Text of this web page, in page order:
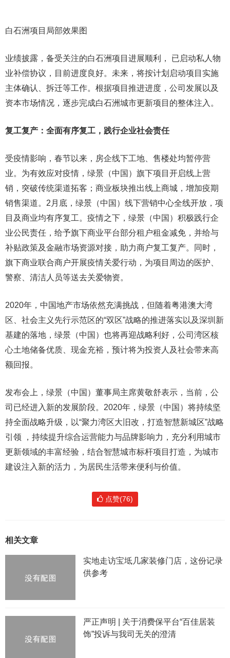
白石洲项目局部效果图
业绩披露，备受关注的白石洲项目进展顺利， 已启动私人物
业补偿协议，目前进度良好。未来，将按计划启动项目实施
主体确认、拆迁等工作。根据项目推进进度，公司发展以及
资本市场情况，逐步完成白石洲城市更新项目的整体注入。
复工复产：全面有序复工，践行企业社会责任
受疫情影响，春节以来，房企线下工地、售楼处均暂停营
业。为有效应对疫情，绿景（中国）旗下项目开启线上营
销，突破传统渠道拓客；商业板块推出线上商城，增加疫期
销售渠道。2月底，绿景（中国）线下营销中心全线开放，项
目及商业均有序复工。疫情之下，绿景（中国）积极践行企
业公民责任，给予旗下商业平台部分租户租金减免，并给与
补贴政策及金融市场资源对接，助力商户复工复产。同时，
旗下商业联合商户开展疫情关爱行动，为项目周边的医护、
警察、清洁人员等送去关爱物资。
2020年，中国地产市场依然充满挑战，但随着粤港澳大湾
区、社会主义先行示范区的“双区”战略的推进落实以及深圳新
基建的落地，绿景（中国）也将再迎战略利好，公司湾区核
心土地储备优质、现金充裕，预计将为投资人及社会带来高
额回报。
发布会上，绿景（中国）董事局主席黄敬舒表示，当前，公
司已经进入新的发展阶段。2020年，绿景（中国）将持续坚
持全面战略升级，以“聚力湾区大旧改，打造智慧新城区”战略
引领 ，持续提升综合运营能力与品牌影响力，充分利用城市
更新领域的丰富经验，结合智慧城市标杆项目打造，为城市
建设注入新的活力，为居民生活带来便利与价值。
点赞(76)
相关文章
实地走访宝坻几家装修门店，这份记录
供参考
严正声明 | 关于消费保平台“百佳居装
饰”投诉与我司无关的澄清